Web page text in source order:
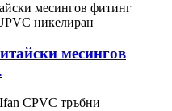
месингов